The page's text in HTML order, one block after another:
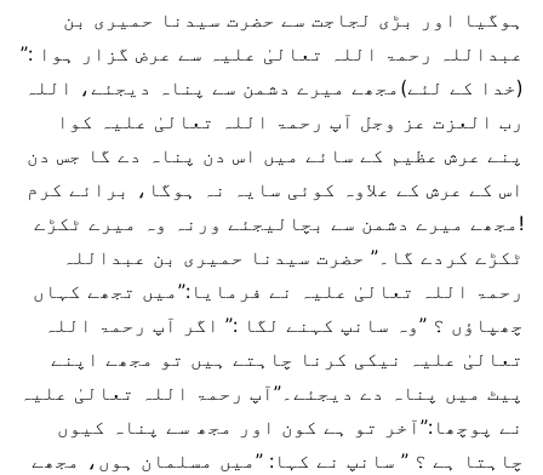
ہوگیا اور بڑی لجاجت سے حضرت سیدنا حمیری بن
عبداللہ رحمۃ اللہ تعالیٰ علیہ سے عرض گزار ہوا :”
(خدا کے لئے)مجھے میرے دشمن سے پناہ دیجئے، اللہ
رب العزت عز وجل آپ رحمۃ اللہ تعالیٰ علیہ کوا
پنے عرش عظیم کے سائے میں اس دن پناہ دے گا جس دن
اس کے عرش کے علاوہ کوئی سایہ نہ ہوگا، برائے کرم
!مجھے میرے دشمن سے بچالیجئے ورنہ وہ میرے ٹکڑے
ٹکڑے کردے گا۔” حضرت سیدنا حمیری بن عبداللہ
رحمۃ اللہ تعالیٰ علیہ نے فرمایا:”میں تجھے کہاں
چھپاؤں ؟ ”وہ سانپ کہنے لگا :” اگر آپ رحمۃ اللہ
تعالیٰ علیہ نیکی کرنا چاہتے ہيں تو مجھے اپنے
پیٹ میں پناہ دے دیجئے۔”آپ رحمۃ اللہ تعالیٰ علیہ
نے پوچھا:”آخر تو ہے کون اور مجھ سے پناہ کیوں
چاہتا ہے ؟ ” سانپ نے کہا: ”میں مسلمان ہوں، مجھے